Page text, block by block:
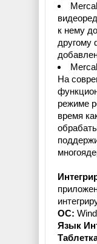
к нему
другому
На
режиме
время
OC:
Язык